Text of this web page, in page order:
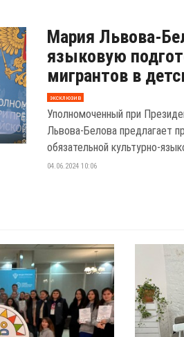
Мария Львова-
языковую
мигрантов в
эксклюзив
Уполномоченный при
Львова-Белова предлагает
обязательной культурно-
04.06.2024 10:06